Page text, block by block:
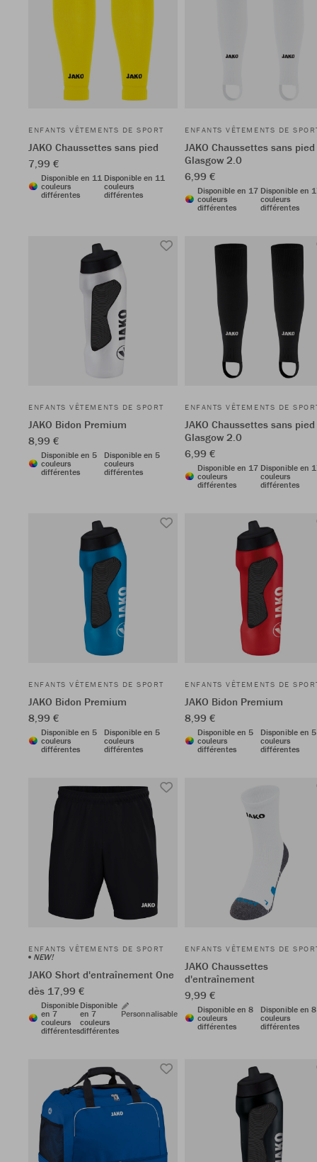
ENFANTS VÊTEMENTS DE SPORT
JAKO Chaussettes sans pied
7,99 €
Disponible en 11
couleurs
différentes
Disponible en 11
couleurs
différentes
ENFANTS VÊTEMENTS DE
JAKO Chaussettes sans pied
Glasgow 2.0
6,99 €
Disponible en 17
couleurs
différentes
Disponible en
couleurs
différentes
ENFANTS VÊTEMENTS DE SPORT
JAKO Bidon Premium
8,99 €
Disponible en 5
couleurs
différentes
Disponible en 5
couleurs
différentes
ENFANTS VÊTEMENTS DE
JAKO Chaussettes sans pied
Glasgow 2.0
6,99 €
Disponible en 17
couleurs
différentes
Disponible en
couleurs
différentes
ENFANTS VÊTEMENTS DE SPORT
JAKO Bidon Premium
8,99 €
Disponible en 5
couleurs
différentes
Disponible en 5
couleurs
différentes
ENFANTS VÊTEMENTS DE
JAKO Bidon Premium
8,99 €
Disponible en 5
couleurs
différentes
Disponible en 5
couleurs
différentes
ENFANTS VÊTEMENTS DE SPORT
NEW!
JAKO Short d'entraînement One
dès 17,99 €
Disponible
en 7
couleurs
différentes
Disponible
en 7
couleurs
différentes
Personnalisable
ENFANTS VÊTEMENTS DE
JAKO Chaussettes
d'entraînement
9,99 €
Disponible en 8
couleurs
différentes
Disponible en 8
couleurs
différentes